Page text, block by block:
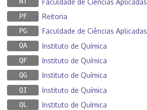
PF Reitoria
PG Faculdade de Ciências Aplicadas
QA Instituto de Química
QF Instituto de Química
QG Instituto de Química
QI Instituto de Química
QL Instituto de Química